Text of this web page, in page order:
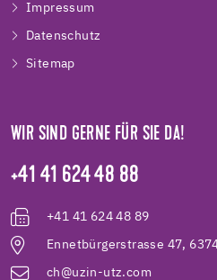
Impressum
Datenschutz
Sitemap
WIR SIND GERNE FÜR SIE DA!
+41 41 624 48 88
+41 41 624 48 89
Ennetbürgerstrasse 47,
ch@uzin-utz.com